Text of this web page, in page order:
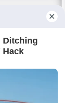
најновите